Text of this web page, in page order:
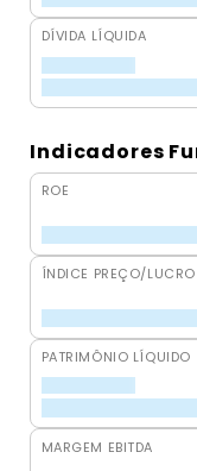
DÍVIDA LÍQUIDA
Indicadores
ROE
ÍNDICE PREÇO/LUCRO
PATRIMÔNIO LÍQUIDO
MARGEM EBITDA